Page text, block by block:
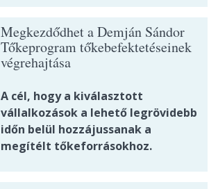
Megkezdődhet a Demján Sándor
Tőkeprogram tőkebefektetéseinek
végrehajtása
A cél, hogy a kiválasztott
vállalkozások a lehető legrövidebb
időn belül hozzájussanak a
megítélt tőkeforrásokhoz.